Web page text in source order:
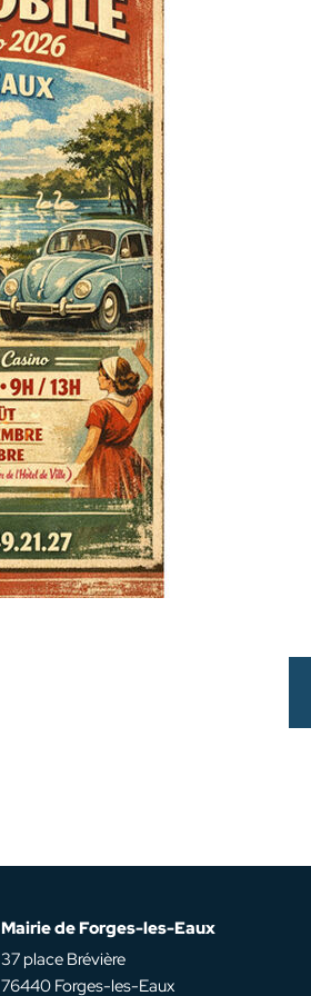
Mairie de Forges-les-Eaux
37 place Brévière
76440 Forges-les-Eaux